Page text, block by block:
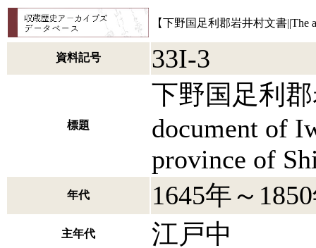
【下野国足利郡岩井村文書||The
資料記号 33I-3
標題
下野国足利郡
document of
province of
年代 1645年～
主年代 江戸中